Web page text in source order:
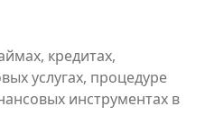
кредитах,
услугах, процедуре
инструментах в